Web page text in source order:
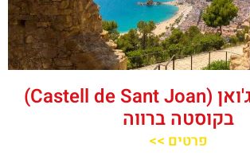
טירת סנט ג'ואן (Castell de Sant Joan)
בקוסטה ברווה
פרטים >>